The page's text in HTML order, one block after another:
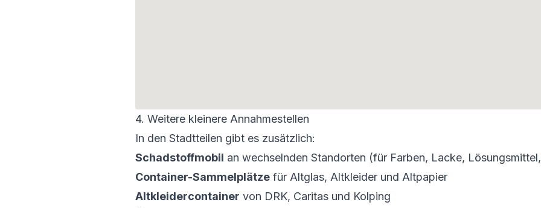
4. Weitere kleinere Annahmestellen
In den Stadtteilen gibt es zusätzlich:
Schadstoffmobil an wechselnden Standorten (für Farben, Lacke,
Container-Sammelplätze für Altglas, Altkleider und Altpapier
Altkleidercontainer von DRK, Caritas und Kolping